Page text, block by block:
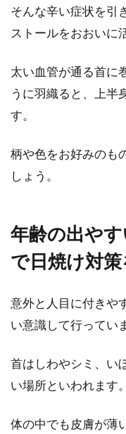
ラ
秋
普
ネ
を
せ
そんな辛い症状を引
ストールをおおいに
太い血管が通る首に
うに羽織ると、上半
す。
柄や色をお好みのも
しょう。
年齢の出や
で日焼け対策
意外と人目に付きや
い意識して行ってい
首はしわやシミ、い
い場所といわれます。
体の中でも皮膚が薄